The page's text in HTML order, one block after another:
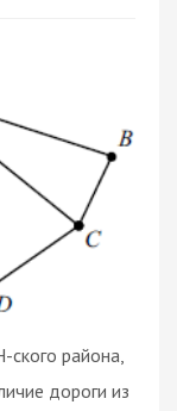
района,
дороги из